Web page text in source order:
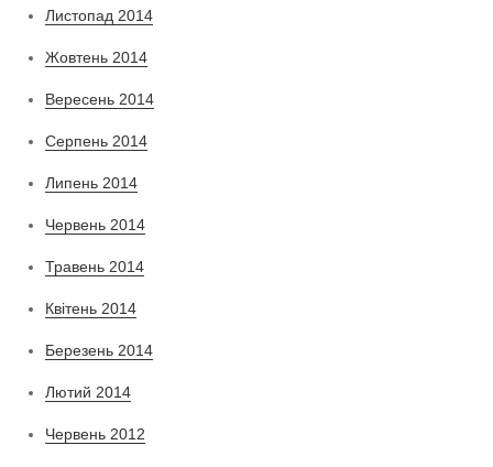
Листопад 2014
Жовтень 2014
Вересень 2014
Серпень 2014
Липень 2014
Червень 2014
Травень 2014
Квітень 2014
Березень 2014
Лютий 2014
Червень 2012